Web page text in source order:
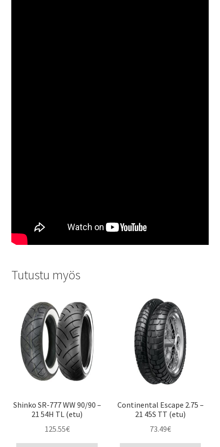
Tutustu myös
Shinko SR-777 WW 90/90 –
21 54H TL (etu)
125.55€
Continental Escape 2.75 –
21 45S TT (etu)
73.49€